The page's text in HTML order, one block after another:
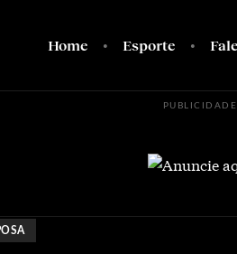
Home Esporte
PUBLICIDADE